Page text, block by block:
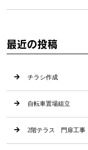
最近の投稿
チラシ作成
自転車置場組立
2階テラス 門扉工事